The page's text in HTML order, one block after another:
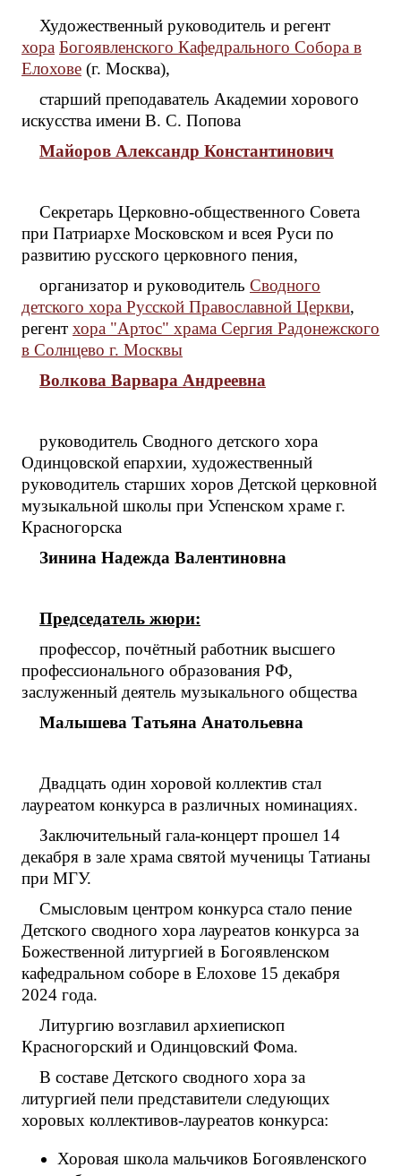
Художественный руководитель и регент
хора Богоявленского Кафедрального Собора в
Елохове (г. Москва),
старший преподаватель Академии хорового
искусства имени В. С. Попова
Майоров Александр Константинович
Секретарь Церковно-общественного Совета
при Патриархе Московском и всея Руси по
развитию русского церковного пения,
организатор и руководитель Сводного
детского хора Русской Православной Церкви,
регент хора "Артос" храма Сергия Радонежского
в Солнцево г. Москвы
Волкова Варвара Андреевна
руководитель Сводного детского хора
Одинцовской епархии, художественный
руководитель старших хоров Детской церковной
музыкальной школы при Успенском храме г.
Красногорска
Зинина Надежда Валентиновна
Председатель жюри:
профессор, почётный работник высшего
профессионального образования РФ,
заслуженный деятель музыкального общества
Малышева Татьяна Анатольевна
Двадцать один хоровой коллектив стал
лауреатом конкурса в различных номинациях.
Заключительный гала-концерт прошел 14
декабря в зале храма святой мученицы Татианы
при МГУ.
Смысловым центром конкурса стало пение
Детского сводного хора лауреатов конкурса за
Божественной литургией в Богоявленском
кафедральном соборе в Елохове 15 декабря
2024 года.
Литургию возглавил архиепископ
Красногорский и Одинцовский Фома.
В составе Детского сводного хора за
литургией пели представители следующих
хоровых коллективов-лауреатов конкурса:
Хоровая школа мальчиков Богоявленского